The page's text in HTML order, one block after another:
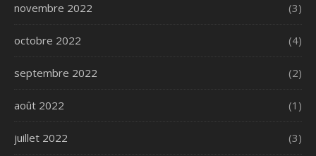
novembre 2022 (3)
octobre 2022 (4)
septembre 2022 (2)
août 2022 (1)
juillet 2022 (3)